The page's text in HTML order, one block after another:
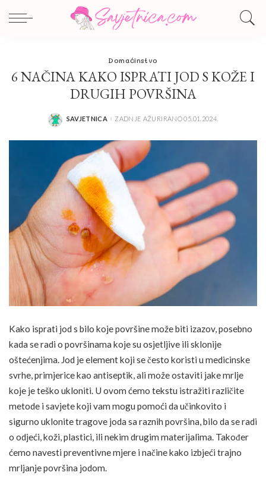
Domaćinstvo
6 NAČINA KAKO ISPRATI JOD S KOŽE I
DRUGIH POVRŠINA
POSTED
SAVJETNICA ZADNJE AŽURIRANO 05.01.2024.
Kako isprati jod s bilo koje površine može biti izazov, posebno
kada se radi o površinama koje su osjetljive ili sklonije
oštećenjima. Jod je element koji se često koristi u medicinske
svrhe, primjerice kao antiseptik, ali može ostaviti jake mrlje
koje je teško ukloniti. U ovom ćemo tekstu istražiti različite
metode i savjete koji vam mogu pomoći da učinkovito i
sigurno uklonite tragove joda sa raznih površina, bilo da se radi
o odjeći, koži, plastici, ili nekim drugim materijalima. Također
ćemo navesti preventivne mjere i načine kako izbjeći trajno
mrljanje površina jodom.